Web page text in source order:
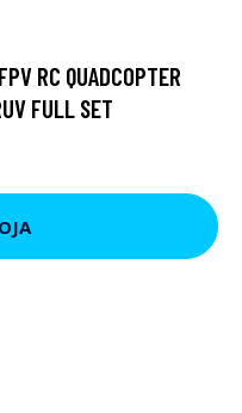
RC QUADCOPTER
FULL SET